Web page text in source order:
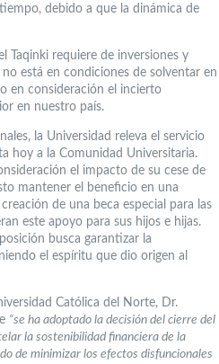
debido a que la dinámica de
Taqinki requiere de inversiones y
está en condiciones de solventar en
en consideración el incierto
en nuestro país.
la Universidad releva el servicio
hoy a la Comunidad Universitaria.
el impacto de su cese de
mantener el beneficio en una
de una beca especial para las
este apoyo para sus hijos e hijas.
busca garantizar la
el espíritu que dio origen al
Católica del Norte, Dr.
“se ha adoptado la decisión del cierre del
la sostenibilidad financiera de la
de minimizar los efectos disfuncionales